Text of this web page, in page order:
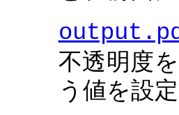
不透明度
う値を設